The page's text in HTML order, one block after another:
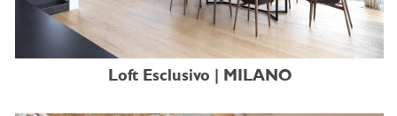
Loft Esclusivo | MILANO